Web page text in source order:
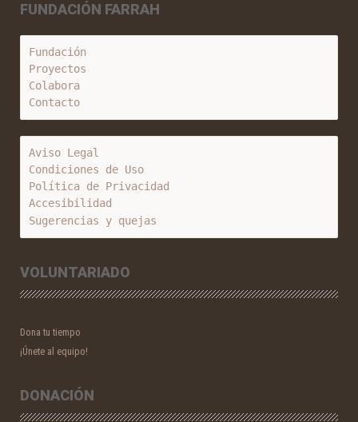
FUNDACIÓN FARRAH
Fundación
Proyectos
Colabora
Contacto
Aviso Legal
Condiciones de Uso
Política de Privacidad
Accesibilidad
Sugerencias y quejas
VOLUNTARIADO
Dona tu tiempo
¡Únete al equipo!
DONACIÓN